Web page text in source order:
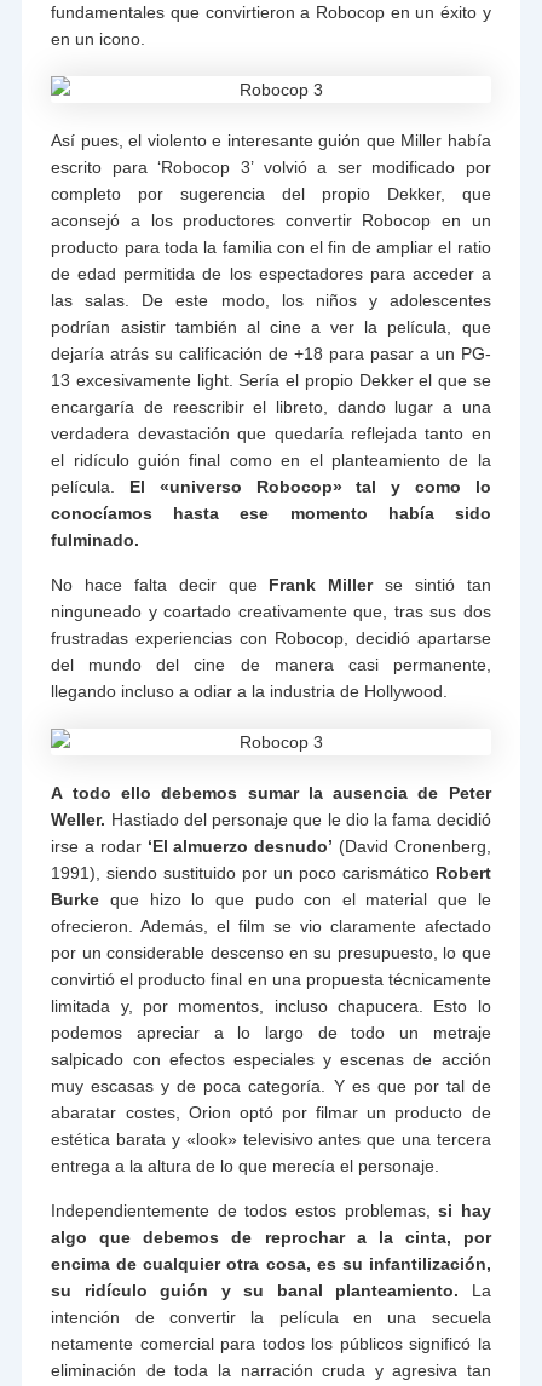
fundamentales que convirtieron a Robocop en un éxito y
en un icono.
Así pues, el violento e interesante guión que Miller había
escrito para ‘Robocop 3’ volvió a ser modificado por
completo por sugerencia del propio Dekker, que
aconsejó a los productores convertir Robocop en un
producto para toda la familia con el fin de ampliar el ratio
de edad permitida de los espectadores para acceder a
las salas. De este modo, los niños y adolescentes
podrían asistir también al cine a ver la película, que
dejaría atrás su calificación de +18 para pasar a un PG-
13 excesivamente light. Sería el propio Dekker el que se
encargaría de reescribir el libreto, dando lugar a una
verdadera devastación que quedaría reflejada tanto en
el ridículo guión final como en el planteamiento de la
película. El «universo Robocop» tal y como lo
conocíamos hasta ese momento había sido
fulminado.
No hace falta decir queFrank Millerse sintió tan
ninguneado y coartado creativamente que, tras sus dos
frustradas experiencias con Robocop, decidió apartarse
del mundo del cine de manera casi permanente,
llegando incluso a odiar a la industria de Hollywood.
A todo ello debemos sumar la ausencia de Peter
Weller. Hastiado del personaje que le dio la fama decidió
irse a rodar ‘El almuerzo desnudo’ (David Cronenberg,
1991), siendo sustituido por un poco carismático Robert
Burke que hizo lo que pudo con el material que le
ofrecieron. Además, el film se vio claramente afectado
por un considerable descenso en su presupuesto, lo que
convirtió el producto final en una propuesta técnicamente
limitada y, por momentos, incluso chapucera. Esto lo
podemos apreciar a lo largo de todo un metraje
salpicado con efectos especiales y escenas de acción
muy escasas y de poca categoría. Y es que por tal de
abaratar costes, Orion optó por filmar un producto de
estética barata y «look» televisivo antes que una tercera
entrega a la altura de lo que merecía el personaje.
Independientemente de todos estos problemas,si hay
algo que debemos de reprochar a la cinta, por
encima de cualquier otra cosa, es su infantilización,
su ridículo guión y su banal planteamiento. La
intención de convertir la película en una secuela
netamente comercial para todos los públicos significó la
eliminación de toda la narración cruda y agresiva tan